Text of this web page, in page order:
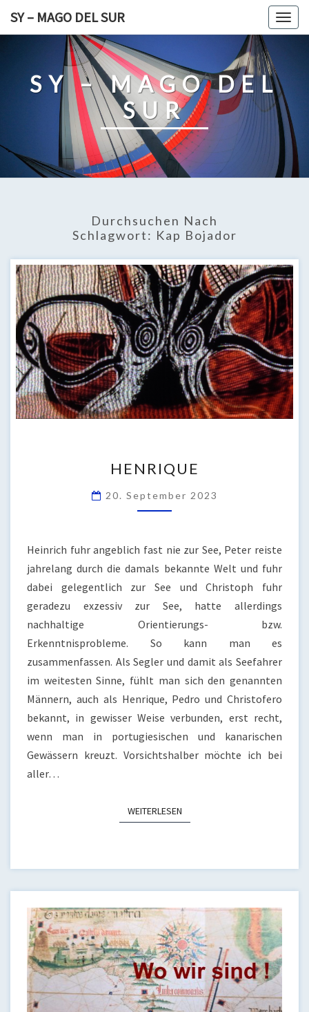
SY – MAGO DEL SUR
SY – MAGO DEL
SUR
Durchsuchen Nach
Schlagwort: Kap Bojador
HENRIQUE
20. September 2023
Heinrich fuhr angeblich fast nie zur See, Peter reiste
jahrelang durch die damals bekannte Welt und fuhr
dabei gelegentlich zur See und Christoph fuhr
geradezu exzessiv zur See, hatte allerdings
nachhaltige Orientierungs- bzw.
Erkenntnisprobleme. So kann man es
zusammenfassen. Als Segler und damit als Seefahrer
im weitesten Sinne, fühlt man sich den genannten
Männern, auch als Henrique, Pedro und Christofero
bekannt, in gewisser Weise verbunden, erst recht,
wenn man in portugiesischen und kanarischen
Gewässern kreuzt. Vorsichtshalber möchte ich bei
aller…
WEITERLESENWEITERLESEN